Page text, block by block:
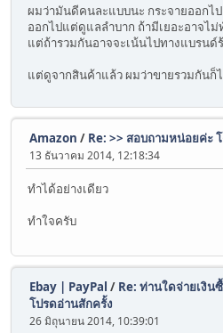
ผมว่ามันดีคนละแบบนะ กระจายออกไ
ออกไปแต่ดูแลลำบาก ถ้ามีเยอะอาจไม่
แต่ถ้ารวมกันอาจจะเน้นไปทางแบรนด์
แต่ดูจากสินค้าแล้ว ผมว่าขายรวมกันก็
Amazon / Re: >> สอบถามหน่อยค่ะ
13 ธันวาคม 2014, 12:18:34
ทำได้อย่างเดียว
ทำใจครับ
Ebay | PayPal / Re: ท่านใดจ่ายเงิน
โปรดอ่านสักครั้ง
26 มิถุนายน 2014, 10:39:01